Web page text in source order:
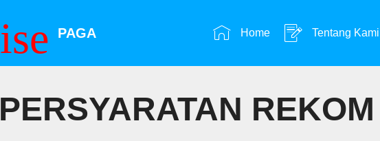
PAGA Home Tentang Kami
PERSYARATAN